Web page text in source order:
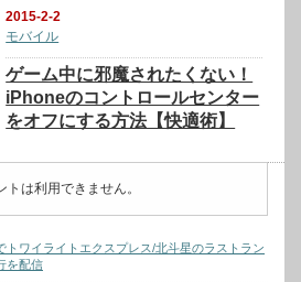
2015-2-2
モバイル
ゲーム中に邪魔されたくない！
iPhoneのコントロールセンター
をオフにする方法【快適術】
トは利用できません。
ワイライトエクスプレス/北斗星のラストラン
を配信